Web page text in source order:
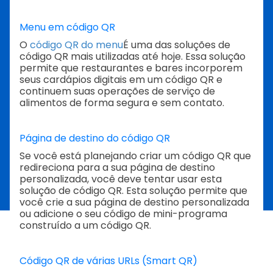
Menu em código QR
O código QR do menuÉ uma das soluções de
código QR mais utilizadas até hoje. Essa solução
permite que restaurantes e bares incorporem
seus cardápios digitais em um código QR e
continuem suas operações de serviço de
alimentos de forma segura e sem contato.
Página de destino do código QR
Se você está planejando criar um código QR que
redireciona para a sua página de destino
personalizada, você deve tentar usar esta
solução de código QR. Esta solução permite que
você crie a sua página de destino personalizada
ou adicione o seu código de mini-programa
construído a um código QR.
Código QR de várias URLs (Smart QR)